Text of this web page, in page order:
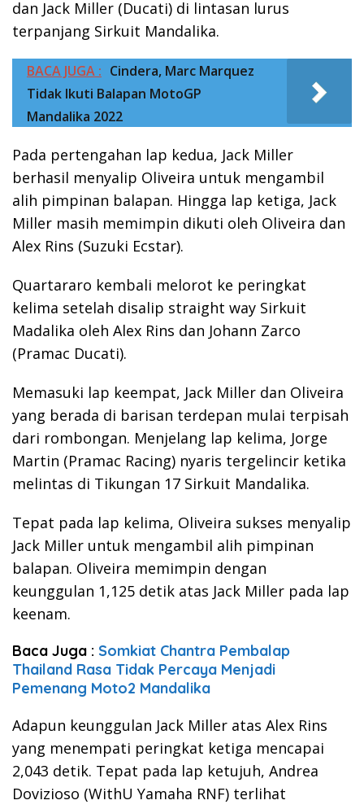
dan Jack Miller (Ducati) di lintasan lurus
terpanjang Sirkuit Mandalika.
BACA JUGA : Cindera, Marc Marquez
Tidak Ikuti Balapan MotoGP
Mandalika 2022
Pada pertengahan lap kedua, Jack Miller
berhasil menyalip Oliveira untuk mengambil
alih pimpinan balapan. Hingga lap ketiga, Jack
Miller masih memimpin dikuti oleh Oliveira dan
Alex Rins (Suzuki Ecstar).
Quartararo kembali melorot ke peringkat
kelima setelah disalip straight way Sirkuit
Madalika oleh Alex Rins dan Johann Zarco
(Pramac Ducati).
Memasuki lap keempat, Jack Miller dan Oliveira
yang berada di barisan terdepan mulai terpisah
dari rombongan. Menjelang lap kelima, Jorge
Martin (Pramac Racing) nyaris tergelincir ketika
melintas di Tikungan 17 Sirkuit Mandalika.
Tepat pada lap kelima, Oliveira sukses menyalip
Jack Miller untuk mengambil alih pimpinan
balapan. Oliveira memimpin dengan
keunggulan 1,125 detik atas Jack Miller pada lap
keenam.
Baca Juga : Somkiat Chantra Pembalap
Thailand Rasa Tidak Percaya Menjadi
Pemenang Moto2 Mandalika
Adapun keunggulan Jack Miller atas Alex Rins
yang menempati peringkat ketiga mencapai
2,043 detik. Tepat pada lap ketujuh, Andrea
Dovizioso (WithU Yamaha RNF) terlihat